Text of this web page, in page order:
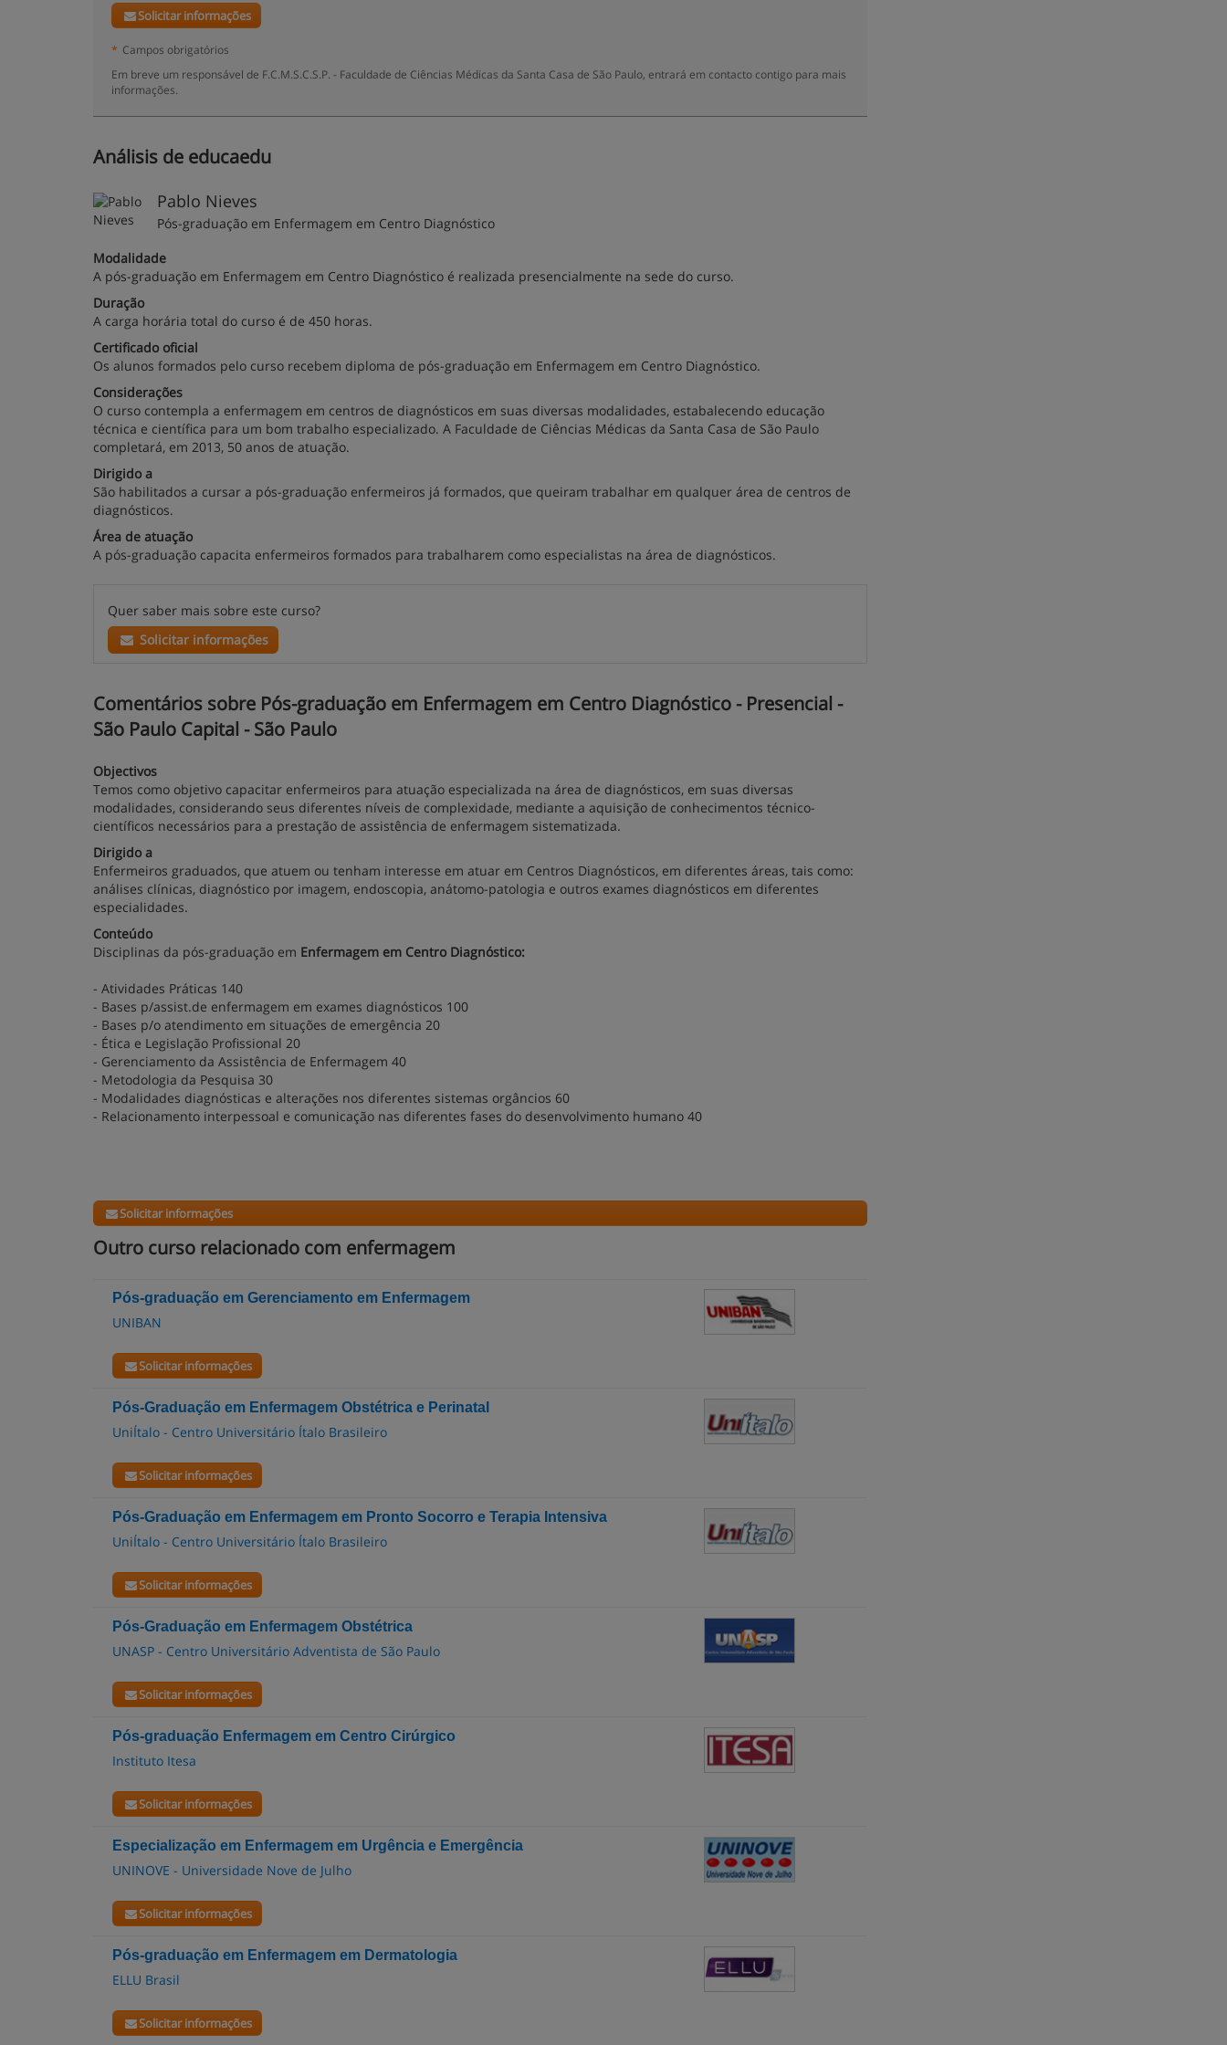
Solicitar informações
* Campos obrigatórios
Em breve um responsável de F.C.M.S.C.S.P. - Faculdade de Ciências Médicas da Santa Casa de São Paulo, entrará em contacto contigo para mais
informações.
Análisis de educaedu
Pablo Nieves
Pós-graduação em Enfermagem em Centro Diagnóstico
Modalidade
A pós-graduação em Enfermagem em Centro Diagnóstico é realizada presencialmente na sede do curso.
Duração
A carga horária total do curso é de 450 horas.
Certificado oficial
Os alunos formados pelo curso recebem diploma de pós-graduação em Enfermagem em Centro Diagnóstico.
Considerações
O curso contempla a enfermagem em centros de diagnósticos em suas diversas modalidades, estabalecendo educação
técnica e científica para um bom trabalho especializado. A Faculdade de Ciências Médicas da Santa Casa de São Paulo
completará, em 2013, 50 anos de atuação.
Dirigido a
São habilitados a cursar a pós-graduação enfermeiros já formados, que queiram trabalhar em qualquer área de centros de
diagnósticos.
Área de atuação
A pós-graduação capacita enfermeiros formados para trabalharem como especialistas na área de diagnósticos.
Quer saber mais sobre este curso?
Solicitar informações
Comentários sobre Pós-graduação em Enfermagem em Centro Diagnóstico - Presencial -
São Paulo Capital - São Paulo
Objectivos
Temos como objetivo capacitar enfermeiros para atuação especializada na área de diagnósticos, em suas diversas
modalidades, considerando seus diferentes níveis de complexidade, mediante a aquisição de conhecimentos técnico-
científicos necessários para a prestação de assistência de enfermagem sistematizada.
Dirigido a
Enfermeiros graduados, que atuem ou tenham interesse em atuar em Centros Diagnósticos, em diferentes áreas, tais como:
análises clínicas, diagnóstico por imagem, endoscopia, anátomo-patologia e outros exames diagnósticos em diferentes
especialidades.
Conteúdo
Disciplinas da pós-graduação em Enfermagem em Centro Diagnóstico:
- Atividades Práticas 140
- Bases p/assist.de enfermagem em exames diagnósticos 100
- Bases p/o atendimento em situações de emergência 20
- Ética e Legislação Profissional 20
- Gerenciamento da Assistência de Enfermagem 40
- Metodologia da Pesquisa 30
- Modalidades diagnósticas e alterações nos diferentes sistemas orgâncios 60
- Relacionamento interpessoal e comunicação nas diferentes fases do desenvolvimento humano 40
Solicitar informações
Outro curso relacionado com enfermagem
Pós-graduação em Gerenciamento em Enfermagem
UNIBAN
Solicitar informações
Pós-Graduação em Enfermagem Obstétrica e Perinatal
UniÍtalo - Centro Universitário Ítalo Brasileiro
Solicitar informações
Pós-Graduação em Enfermagem em Pronto Socorro e Terapia Intensiva
UniÍtalo - Centro Universitário Ítalo Brasileiro
Solicitar informações
Pós-Graduação em Enfermagem Obstétrica
UNASP - Centro Universitário Adventista de São Paulo
Solicitar informações
Pós-graduação Enfermagem em Centro Cirúrgico
Instituto Itesa
Solicitar informações
Especialização em Enfermagem em Urgência e Emergência
UNINOVE - Universidade Nove de Julho
Solicitar informações
Pós-graduação em Enfermagem em Dermatologia
ELLU Brasil
Solicitar informações